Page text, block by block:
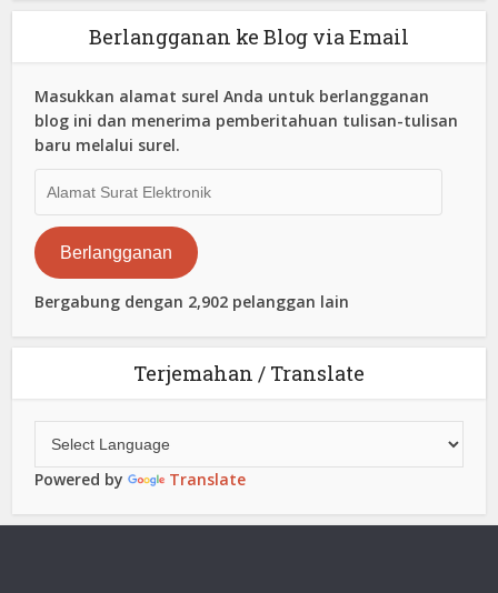
Berlangganan ke Blog via Email
Masukkan alamat surel Anda untuk berlangganan
blog ini dan menerima pemberitahuan tulisan-tulisan
baru melalui surel.
Surat
Elektronik
Berlangganan
Bergabung dengan 2,902 pelanggan lain
Terjemahan / Translate
Powered by Translate